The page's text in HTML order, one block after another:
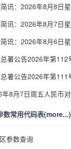
数常用代码表(more...)
参数查询